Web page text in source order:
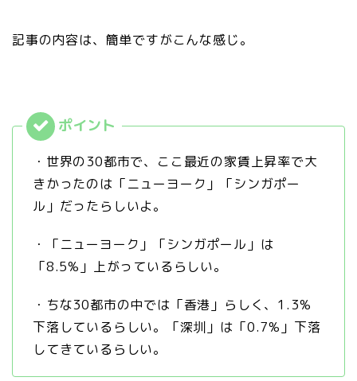
記事の内容は、簡単ですがこんな感じ。
・世界の30都市で、ここ最近の家賃上昇率で大
きかったのは「ニューヨーク」「シンガポー
ル」だったらしいよ。
・「ニューヨーク」「シンガポール」は
「8.5%」上がっているらしい。
・ちな30都市の中では「香港」らしく、1.3%
下落しているらしい。「深圳」は「0.7%」下落
してきているらしい。